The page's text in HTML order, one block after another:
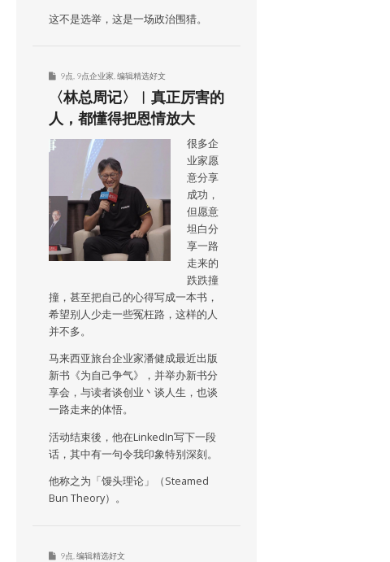
这不是选举，这是一场政治围猎。
9点 9点企业家 编辑精选好文
〈林总周记〉︱真正厉害的
人，都懂得把恩情放大
很多企
业家愿
意分享
成功，
但愿意
坦白分
享一路
走来的
跌跌撞
撞，甚至把自己的心得写成一本书，
希望别人少走一些冤枉路，这样的人
并不多。
马来西亚旅台企业家潘健成最近出版
新书《为自己争气》，并举办新书分
享会，与读者谈创业丶谈人生，也谈
一路走来的体悟。
活动结束後，他在LinkedIn写下一段
话，其中有一句令我印象特别深刻。
他称之为「馒头理论」（Steamed
Bun Theory）。
9点 编辑精选好文